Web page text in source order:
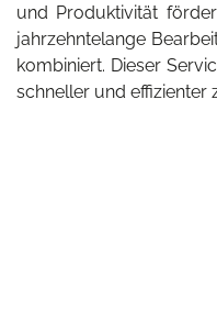
und Produktivität
jahrzehntelange
kombiniert. Dieser
schneller und effizienter